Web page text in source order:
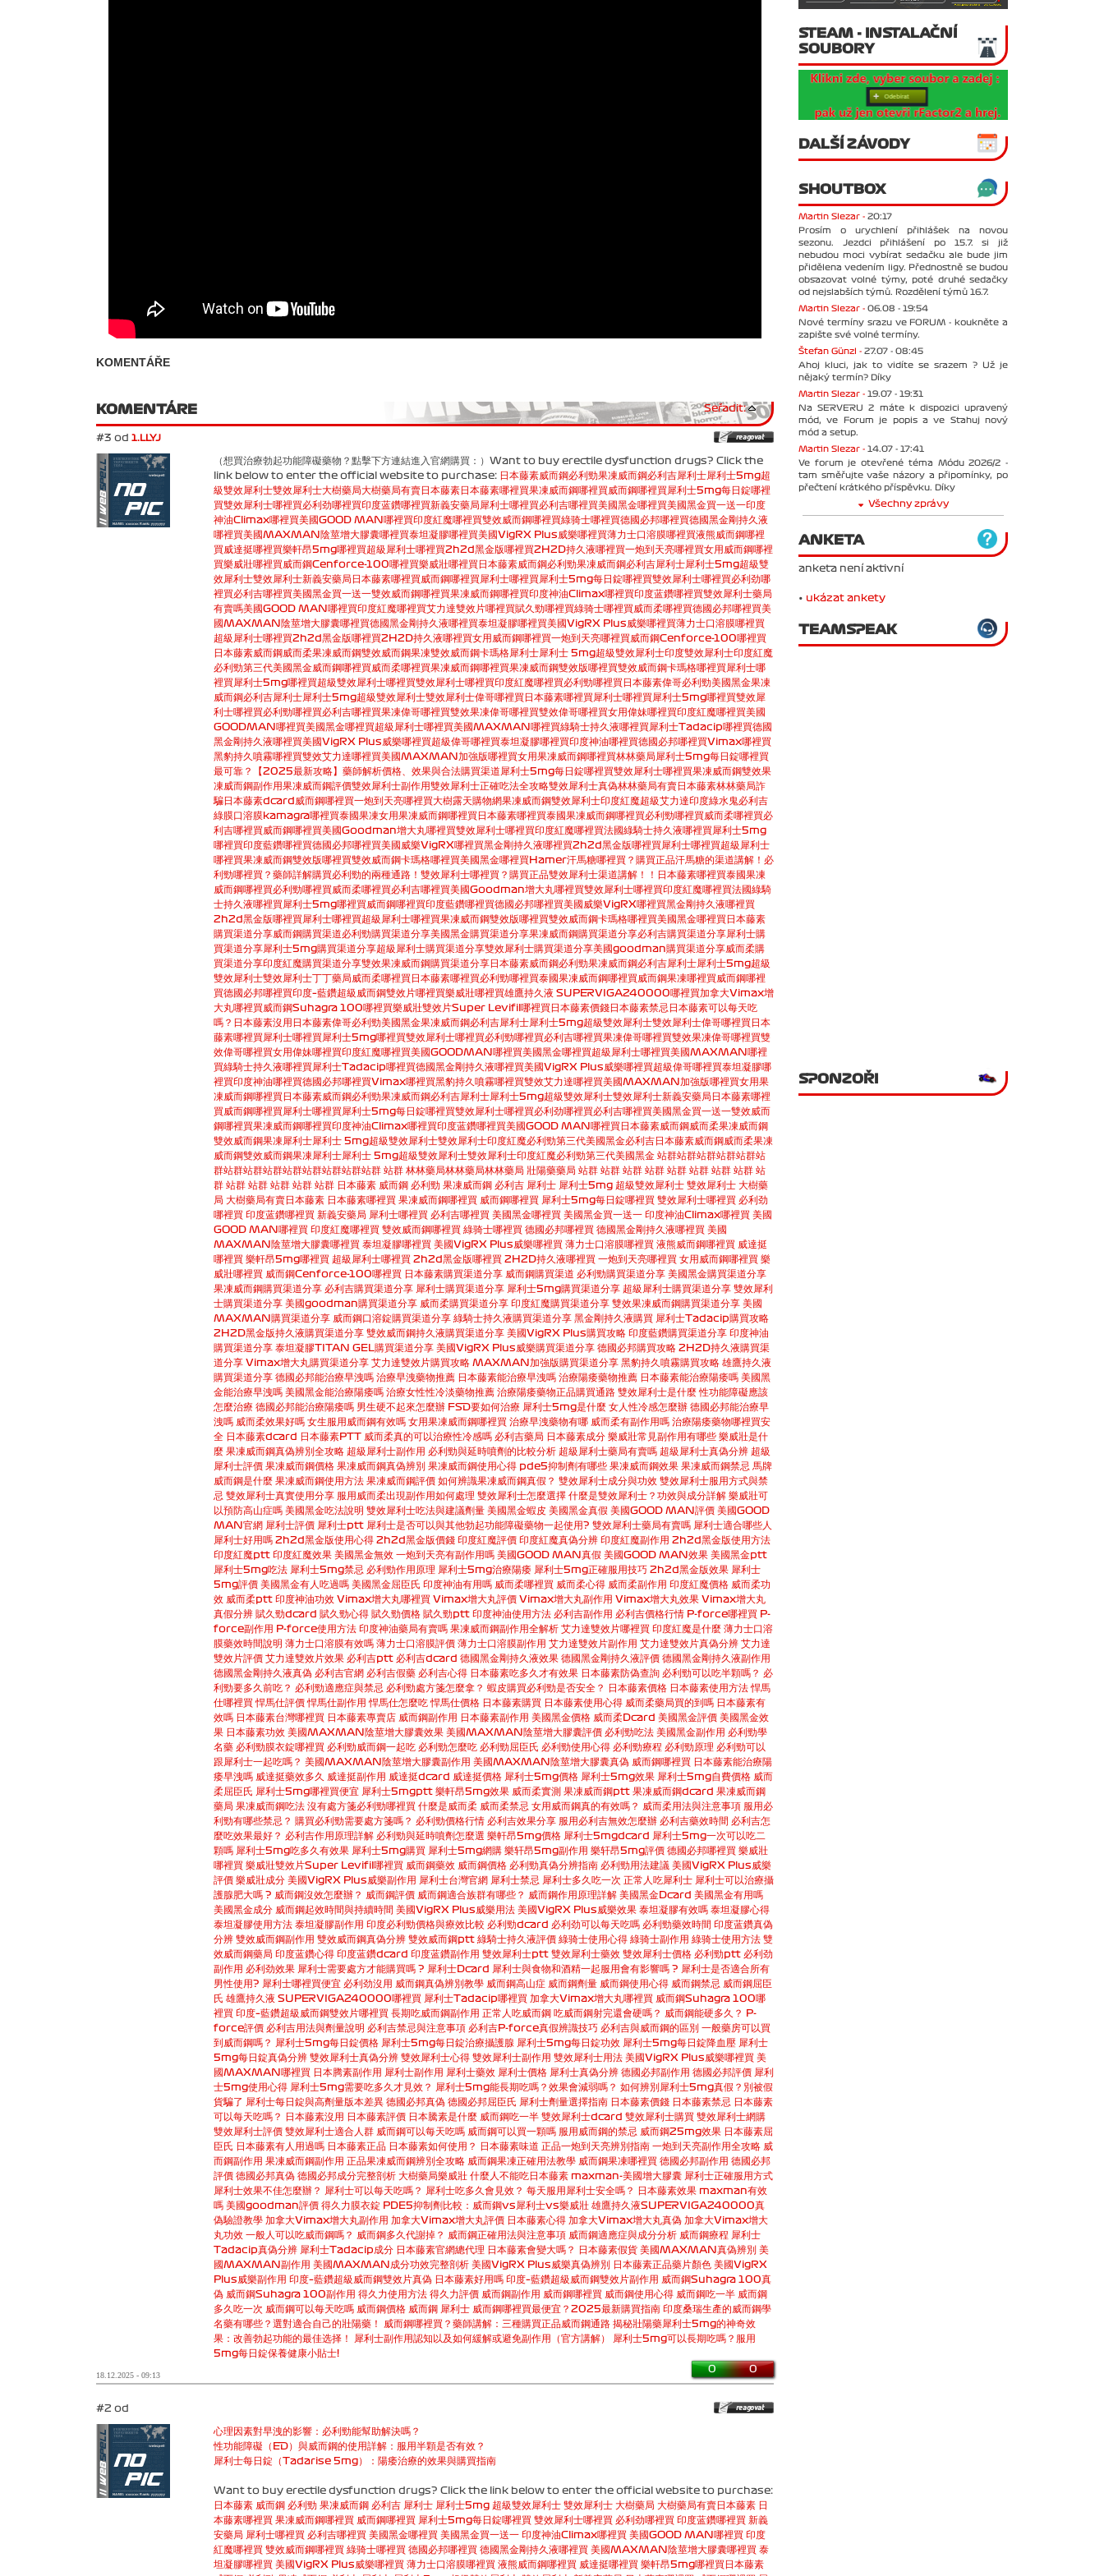
KOMENTÁŘE
KOMENTÁRE Seřadit:
#3 od 1.LLYJ
（想買治療勃起功能障礙藥物？點擊下方連結進入官網購買：）Want to buy erectile dysfunction drugs? Click the
link below to enter the official website to purchase: 日本藤素威而鋼必利勁果凍威而鋼必利吉犀利士犀利士5mg超
級雙效犀利士雙效犀利士大樹藥局大樹藥局有賣日本藤素日本藤素哪裡買果凍威而鋼哪裡買威而鋼哪裡買 犀利士5mg每日錠哪裡
買雙效犀利士哪裡買必利劲哪裡買印度蓝鑽哪裡買新義安藥局 犀利士哪裡買必利吉哪裡買美國黑金哪裡買美國黑金買一送一印度
神油Climax哪裡買美國GOOD MAN哪裡買印度紅魔哪裡買雙效威而鋼哪裡買綠骑士哪裡買德國必邦哪裡買德國黑金剛持久液
哪裡買美國MAXMAN陰莖增大膠囊哪裡買泰坦凝膠哪裡買美國VigRX Plus威樂哪裡買薄力士口溶膜哪裡買液熊威而鋼哪裡
買威達挺哪裡買樂軒昂5mg哪裡買超級犀利士哪裡買2h2d黑金版哪裡買2H2D持久液哪裡買一炮到天亮哪裡買女用威而鋼哪裡
買樂威壯哪裡買威而鋼Cenforce-100哪裡買樂威壯哪裡買 日本藤素威而鋼必利勁果凍威而鋼必利吉犀利士犀利士5mg超級雙
效犀利士雙效犀利士新義安藥局 日本藤素哪裡買威而鋼哪裡買 犀利士哪裡買 犀利士5mg每日錠哪裡買雙效犀利士哪裡買必利劲哪
裡買必利吉哪裡買美國黑金買一送一雙效威而鋼哪裡買果凍威而鋼哪裡買印度神油Climax哪裡買印度蓝鑽哪裡買雙效犀利士藥局
有賣嗎美國GOOD MAN哪裡買印度紅魔哪裡買艾力達雙效片哪裡買賦久勁哪裡買綠骑士哪裡買威而柔哪裡買德國必邦哪裡買美
國MAXMAN陰莖增大膠囊哪裡買德國黑金剛持久液哪裡買泰坦凝膠哪裡買美國VigRX Plus威樂哪裡買薄力士口溶膜哪裡買
超級犀利士哪裡買2h2d黑金版哪裡買2H2D持久液哪裡買女用威而鋼哪裡買一炮到天亮哪裡買威而鋼Cenforce-100哪裡買
日本藤素威而鋼威而柔果凍威而鋼雙效威而鋼果凍雙效威而鋼卡瑪格犀利士犀利士 5mg超級雙效犀利士印度雙效犀利士印度紅魔
必利勁第三代美國黑金威而鋼哪裡買威而柔哪裡買果凍威而鋼哪裡買果凍威而鋼雙效版哪裡買雙效威而鋼卡瑪格哪裡買 犀利士哪
裡買 犀利士5mg哪裡買超級雙效犀利士哪裡買雙效犀利士哪裡買印度紅魔哪裡買必利勁哪裡買 日本藤素偉哥必利勁美國黑金果凍
威而鋼必利吉犀利士犀利士5mg超級雙效犀利士雙效犀利士偉哥哪裡買 日本藤素哪裡買 犀利士哪裡買 犀利士5mg哪裡買雙效犀
利士哪裡買必利勁哪裡買必利吉哪裡買果凍偉哥哪裡買雙效果凍偉哥哪裡買雙效偉哥哪裡買女用偉妹哪裡買印度紅魔哪裡買美國
GOODMAN哪裡買美國黑金哪裡買超級犀利士哪裡買美國MAXMAN哪裡買綠騎士持久液哪裡買 犀利士Tadacip哪裡買德國
黑金剛持久液哪裡買美國VigRX Plus威樂哪裡買超級偉哥哪裡買泰坦凝膠哪裡買印度神油哪裡買德國必邦哪裡買Vimax哪裡買
黑豹持久噴霧哪裡買雙效艾力達哪裡買美國MAXMAN加強版哪裡買女用果凍威而鋼哪裡買林林藥局 犀利士5mg每日錠哪裡買
最可靠？【2025最新攻略】藥師解析價格、效果與合法購買渠道 犀利士5mg每日錠哪裡買雙效犀利士哪裡買果凍威而鋼雙效果
凍威而鋼副作用果凍威而鋼評價雙效犀利士副作用雙效犀利士正確吃法全攻略雙效犀利士真偽林林藥局有賣日本藤素林林藥局詐
騙日本藤素dcard 威而鋼哪裡買一炮到天亮哪裡買大樹露天購物網果凍威而鋼雙效犀利士印度紅魔超級艾力達印度綠水鬼必利吉
綠膜口溶膜kamagra哪裡買泰國果凍女用果凍威而鋼哪裡買 日本藤素哪裡買泰國果凍威而鋼哪裡買必利勁哪裡買威而柔哪裡買必
利吉哪裡買威而鋼哪裡買美國Goodman增大丸哪裡買雙效犀利士哪裡買印度紅魔哪裡買法國綠騎士持久液哪裡買 犀利士5mg
哪裡買印度藍鑽哪裡買德國必邦哪裡買美國威樂VigRX哪裡買黑金剛持久液哪裡買2h2d黑金版哪裡買 犀利士哪裡買超級犀利士
哪裡買果凍威而鋼雙效版哪裡買雙效威而鋼卡瑪格哪裡買美國黑金哪裡買 Hamer汗馬糖哪裡買？購買正品汗馬糖的渠道講解！ 必
利勁哪裡買？藥師詳解購買必利勁的兩種通路！ 雙效犀利士哪裡買？購買正品雙效犀利士渠道講解！！ 日本藤素哪裡買泰國果凍
威而鋼哪裡買必利勁哪裡買威而柔哪裡買必利吉哪裡買美國Goodman增大丸哪裡買雙效犀利士哪裡買印度紅魔哪裡買法國綠騎
士持久液哪裡買 犀利士5mg哪裡買威而鋼哪裡買印度藍鑽哪裡買德國必邦哪裡買美國威樂VigRX哪裡買黑金剛持久液哪裡買
2h2d黑金版哪裡買 犀利士哪裡買超級犀利士哪裡買果凍威而鋼雙效版哪裡買雙效威而鋼卡瑪格哪裡買美國黑金哪裡買 日本藤素
購買渠道分享威而鋼購買渠道必利勁購買渠道分享美國黑金購買渠道分享果凍威而鋼購買渠道分享必利吉購買渠道分享犀利士購
買渠道分享犀利士5mg購買渠道分享超級犀利士購買渠道分享雙效犀利士購買渠道分享美國goodman購買渠道分享威而柔購
買渠道分享印度紅魔購買渠道分享雙效果凍威而鋼購買渠道分享日本藤素威而鋼必利勁果凍威而鋼必利吉犀利士犀利士5mg超級
雙效犀利士雙效犀利士丁丁藥局威而柔哪裡買 日本藤素哪裡買必利勁哪裡買泰國果凍威而鋼哪裡買威而鋼果凍哪裡買威而鋼哪裡
買德國必邦哪裡買印度–藍鑽超級威而鋼雙效片哪裡買樂威壯哪裡買雄鷹持久液 SUPERVIGA240000哪裡買加拿大Vimax增
大丸哪裡買威而鋼Suhagra 100哪裡買樂威壯雙效片Super Levifil哪裡買 日本藤素價錢日本藤素禁忌 日本藤素可以每天吃
嗎？ 日本藤素沒用 日本藤素偉哥必利勁美國黑金果凍威而鋼必利吉犀利士犀利士5mg超級雙效犀利士雙效犀利士偉哥哪裡買 日本
藤素哪裡買 犀利士哪裡買 犀利士5mg哪裡買雙效犀利士哪裡買必利勁哪裡買必利吉哪裡買果凍偉哥哪裡買雙效果凍偉哥哪裡買雙
效偉哥哪裡買女用偉妹哪裡買印度紅魔哪裡買美國GOODMAN哪裡買美國黑金哪裡買超級犀利士哪裡買美國MAXMAN哪裡
買綠騎士持久液哪裡買 犀利士Tadacip哪裡買德國黑金剛持久液哪裡買美國VigRX Plus威樂哪裡買超級偉哥哪裡買泰坦凝膠哪
裡買印度神油哪裡買德國必邦哪裡買Vimax哪裡買黑豹持久噴霧哪裡買雙效艾力達哪裡買美國MAXMAN加強版哪裡買女用果
凍威而鋼哪裡買 日本藤素威而鋼必利勁果凍威而鋼必利吉犀利士犀利士5mg超級雙效犀利士雙效犀利士新義安藥局 日本藤素哪裡
買威而鋼哪裡買 犀利士哪裡買 犀利士5mg每日錠哪裡買雙效犀利士哪裡買必利劲哪裡買必利吉哪裡買美國黑金買一送一雙效威而
鋼哪裡買果凍威而鋼哪裡買印度神油Climax哪裡買印度蓝鑽哪裡買美國GOOD MAN哪裡買 日本藤素威而鋼威而柔果凍威而鋼
雙效威而鋼果凍 犀利士犀利士 5mg超級雙效犀利士雙效犀利士印度紅魔必利勁第三代美國黑金必利吉日本藤素威而鋼威而柔果凍
威而鋼雙效威而鋼果凍 犀利士犀利士 5mg超級雙效犀利士雙效犀利士印度紅魔必利勁第三代美國黑金 站群站群站群站群站群站
群站群站群站群站群站群站群站群站群 站群 林林藥局林林藥局林林藥局 壯陽藥藥局 站群 站群 站群 站群 站群 站群 站群 站群 站
群 站群 站群 站群 站群 站群 日本藤素 威而鋼 必利勁 果凍威而鋼 必利吉 犀利士 犀利士5mg 超級雙效犀利士 雙效犀利士 大樹藥
局 大樹藥局有賣日本藤素 日本藤素哪裡買 果凍威而鋼哪裡買 威而鋼哪裡買 犀利士5mg每日錠哪裡買 雙效犀利士哪裡買 必利劲
哪裡買 印度蓝鑽哪裡買 新義安藥局 犀利士哪裡買 必利吉哪裡買 美國黑金哪裡買 美國黑金買一送一 印度神油Climax哪裡買 美國
GOOD MAN哪裡買 印度紅魔哪裡買 雙效威而鋼哪裡買 綠骑士哪裡買 德國必邦哪裡買 德國黑金剛持久液哪裡買 美國
MAXMAN陰莖增大膠囊哪裡買 泰坦凝膠哪裡買 美國VigRX Plus威樂哪裡買 薄力士口溶膜哪裡買 液熊威而鋼哪裡買 威達挺
哪裡買 樂軒昂5mg哪裡買 超級犀利士哪裡買 2h2d黑金版哪裡買 2H2D持久液哪裡買 一炮到天亮哪裡買 女用威而鋼哪裡買 樂
威壯哪裡買 威而鋼Cenforce-100哪裡買 日本藤素購買渠道分享 威而鋼購買渠道 必利勁購買渠道分享 美國黑金購買渠道分享
果凍威而鋼購買渠道分享 必利吉購買渠道分享 犀利士購買渠道分享 犀利士5mg購買渠道分享 超級犀利士購買渠道分享 雙效犀利
士購買渠道分享 美國goodman購買渠道分享 威而柔購買渠道分享 印度紅魔購買渠道分享 雙效果凍威而鋼購買渠道分享 美國
MAXMAN購買渠道分享 威而鋼口溶錠購買渠道分享 綠騎士持久液購買渠道分享 黑金剛持久液購買 犀利士Tadacip購買攻略
2H2D黑金版持久液購買渠道分享 雙效威而鋼持久液購買渠道分享 美國VigRX Plus購買攻略 印度藍鑽購買渠道分享 印度神油
購買渠道分享 泰坦凝膠TITAN GEL購買渠道分享 美國VigRX Plus威樂購買渠道分享 德國必邦購買攻略 2H2D持久液購買渠
道分享 Vimax增大丸購買渠道分享 艾力達雙效片購買攻略 MAXMAN加強版購買渠道分享 黑豹持久噴霧購買攻略 雄鷹持久液
購買渠道分享 德國必邦能治療早洩嗎 治療早洩藥物推薦 日本藤素能治療早洩嗎 治療陽痿藥物推薦 日本藤素能治療陽痿嗎 美國黑
金能治療早洩嗎 美國黑金能治療陽痿嗎 治療女性性冷淡藥物推薦 治療陽痿藥物正品購買通路 雙效犀利士是什麼 性功能障礙應該
怎麼治療 德國必邦能治療陽痿嗎 男生硬不起來怎麼辦 FSD要如何治療 犀利士5mg是什麼 女人性冷感怎麼辦 德國必邦能治療早
洩嗎 威而柔效果好嗎 女生服用威而鋼有效嗎 女用果凍威而鋼哪裡買 治療早洩藥物有哪 威而柔有副作用嗎 治療陽痿藥物哪裡買安
全 日本藤素dcard 日本藤素PTT 威而柔真的可以治療性冷感嗎 必利吉藥局 日本藤素成分 樂威壯常見副作用有哪些 樂威壯是什
麼 果凍威而鋼真偽辨別全攻略 超級犀利士副作用 必利勁與延時噴劑的比較分析 超級犀利士藥局有賣嗎 超級犀利士真偽分辨 超級
犀利士評價 果凍威而鋼價格 果凍威而鋼真偽辨別 果凍威而鋼使用心得 pde5抑制劑有哪些 果凍威而鋼效果 果凍威而鋼禁忌 馬牌
威而鋼是什麼 果凍威而鋼使用方法 果凍威而鋼評價 如何辨識果凍威而鋼真假？ 雙效犀利士成分與功效 雙效犀利士服用方式與禁
忌 雙效犀利士真實使用分享 服用威而柔出現副作用如何處理 雙效犀利士怎麼選擇 什麼是雙效犀利士？功效與成分詳解 樂威壯可
以預防高山症嗎 美國黑金吃法說明 雙效犀利士吃法與建議劑量 美國黑金蝦皮 美國黑金真假 美國GOOD MAN評價 美國GOOD
MAN官網 犀利士評價 犀利士ptt 犀利士是否可以與其他勃起功能障礙藥物一起使用? 雙效犀利士藥局有賣嗎 犀利士適合哪些人
犀利士好用嗎 2h2d黑金版使用心得 2h2d黑金版價錢 印度紅魔評價 印度紅魔真偽分辨 印度紅魔副作用 2h2d黑金版使用方法
印度紅魔ptt 印度紅魔效果 美國黑金無效 一炮到天亮有副作用嗎 美國GOOD MAN真假 美國GOOD MAN效果 美國黑金ptt
犀利士5mg吃法 犀利士5mg禁忌 必利勁作用原理 犀利士5mg治療陽痿 犀利士5mg正確服用技巧 2h2d黑金版效果 犀利士
5mg評價 美國黑金有人吃過嗎 美國黑金屈臣氏 印度神油有用嗎 威而柔哪裡買 威而柔心得 威而柔副作用 印度紅魔價格 威而柔功
效 威而柔ptt 印度神油功效 Vimax增大丸哪裡買 Vimax增大丸評價 Vimax增大丸副作用 Vimax增大丸效果 Vimax增大丸
真假分辨 賦久勁dcard 賦久勁心得 賦久勁價格 賦久勁ptt 印度神油使用方法 必利吉副作用 必利吉價格行情 P-force哪裡買 P-
force副作用 P-force使用方法 印度神油藥局有賣嗎 果凍威而鋼副作用全解析 艾力達雙效片哪裡買 印度紅魔是什麼 薄力士口溶
膜藥效時間說明 薄力士口溶膜有效嗎 薄力士口溶膜評價 薄力士口溶膜副作用 艾力達雙效片副作用 艾力達雙效片真偽分辨 艾力達
雙效片評價 艾力達雙效片效果 必利吉ptt 必利吉dcard 德國黑金剛持久液效果 德國黑金剛持久液評價 德國黑金剛持久液副作用
德國黑金剛持久液真偽 必利吉官網 必利吉假藥 必利吉心得 日本藤素吃多久才有效果 日本藤素防偽查詢 必利勁可以吃半顆嗎？ 必
利勁要多久前吃？ 必利勁適應症與禁忌 必利勁處方箋怎麼拿？ 蝦皮購買必利勁是否安全？ 日本藤素價格 日本藤素使用方法 悍馬
仕哪裡買 悍馬仕評價 悍馬仕副作用 悍馬仕怎麼吃 悍馬仕價格 日本藤素購買 日本藤素使用心得 威而柔藥局買的到嗎 日本藤素有
效嗎 日本藤素台灣哪裡買 日本藤素專賣店 威而鋼副作用 日本藤素副作用 美國黑金價格 威而柔Dcard 美國黑金評價 美國黑金效
果 日本藤素功效 美國MAXMAN陰莖增大膠囊效果 美國MAXMAN陰莖增大膠囊評價 必利勁吃法 美國黑金副作用 必利勁學
名藥 必利勁膜衣錠哪裡買 必利勁威而鋼一起吃 必利勁怎麼吃 必利勁屈臣氏 必利勁使用心得 必利勁療程 必利勁原理 必利勁可以
跟犀利士一起吃嗎？ 美國MAXMAN陰莖增大膠囊副作用 美國MAXMAN陰莖增大膠囊真偽 威而鋼哪裡買 日本藤素能治療陽
痿早洩嗎 威達挺藥效多久 威達挺副作用 威達挺dcard 威達挺價格 犀利士5mg價格 犀利士5mg效果 犀利士5mg自費價格 威而
柔屈臣氏 犀利士5mg哪裡買便宜 犀利士5mgptt 樂軒昂5mg效果 威而柔實測 果凍威而鋼ptt 果凍威而鋼dcard 果凍威而鋼
藥局 果凍威而鋼吃法 沒有處方箋必利勁哪裡買 什麼是威而柔 威而柔禁忌 女用威而鋼真的有效嗎？ 威而柔用法與注意事項 服用必
利勁有哪些禁忌？ 購買必利勁需要處方箋嗎？ 必利勁價格行情 必利吉效果分享 服用必利吉無效怎麼辦 必利吉藥效時間 必利吉怎
麼吃效果最好？ 必利吉作用原理詳解 必利勁與延時噴劑怎麼選 樂軒昂5mg價格 犀利士5mgdcard 犀利士5mg一次可以吃二
顆嗎 犀利士5mg吃多久有效果 犀利士5mg購買 犀利士5mg網購 樂轩昂5mg副作用 樂轩昂5mg評價 德國必邦哪裡買 樂威壯
哪裡買 樂威壯雙效片Super Levifil哪裡買 威而鋼藥效 威而鋼價格 必利勁真偽分辨指南 必利勁用法建議 美國VigRX Plus威樂
評價 樂威壯成分 美國VigRX Plus威樂副作用 犀利士台灣官網 犀利士禁忌 犀利士多久吃一次 正常人吃犀利士 犀利士可以治療攝
護腺肥大嗎 ? 威而鋼沒效怎麼辦？ 威而鋼評價 威而鋼適合族群有哪些？ 威而鋼作用原理詳解 美國黑金Dcard 美國黑金有用嗎
美國黑金成分 威而鋼起效時間與持續時間 美國VigRX Plus威樂用法 美國VigRX Plus威樂效果 泰坦凝膠有效嗎 泰坦凝膠心得
泰坦凝膠使用方法 泰坦凝膠副作用 印度必利勁價格與療效比較 必利勁dcard 必利劲可以每天吃嗎 必利勁藥效時間 印度蓝鑽真偽
分辨 雙效威而鋼副作用 雙效威而鋼真偽分辨 雙效威而鋼ptt 綠騎士持久液評價 綠骑士使用心得 綠骑士副作用 綠骑士使用方法 雙
效威而鋼藥局 印度蓝鑽心得 印度蓝鑽dcard 印度蓝鑽副作用 雙效犀利士ptt 雙效犀利士藥效 雙效犀利士價格 必利勁ptt 必利劲
副作用 必利劲效果 犀利士需要處方才能購買嗎 ? 犀利士Dcard 犀利士與食物和酒精一起服用會有影響嗎 ? 犀利士是否適合所有
男性使用? 犀利士哪裡買便宜 必利劲沒用 威而鋼真偽辨別教學 威而鋼高山症 威而鋼劑量 威而鋼使用心得 威而鋼禁忌 威而鋼屈臣
氏 雄鷹持久液 SUPERVIGA240000哪裡買 犀利士Tadacip哪裡買 加拿大Vimax增大丸哪裡買 威而鋼Suhagra 100哪
裡買 印度–藍鑽超級威而鋼雙效片哪裡買 長期吃威而鋼副作用 正常人吃威而鋼 吃威而鋼射完還會硬嗎？ 威而鋼能硬多久？
P-
force評價 必利吉用法與劑量說明 必利吉禁忌與注意事項 必利吉P-force真假辨識技巧 必利吉與威而鋼的區別 一般藥房可以買
到威而鋼嗎？
犀利士5mg每日錠價格 犀利士5mg每日錠治療攝護腺 犀利士5mg每日錠功效 犀利士5mg每日錠降血壓 犀利士
5mg每日錠真偽分辨 雙效犀利士真偽分辨 雙效犀利士心得 雙效犀利士副作用 雙效犀利士用法 美國VigRX Plus威樂哪裡買 美
國MAXMAN哪裡買 日本腾素副作用 犀利士副作用 犀利士藥效 犀利士價格 犀利士真偽分辨 德國必邦副作用 德國必邦評價 犀利
士5mg使用心得 犀利士5mg需要吃多久才見效？ 犀利士5mg能長期吃嗎？效果會減弱嗎？ 如何辨別犀利士5mg真假？別被假
貨騙了 犀利士每日錠與高劑量版本差異 德國必邦真偽 德國必邦屈臣氏 犀利士劑量選擇指南 日本藤素價錢 日本藤素禁忌 日本藤素
可以每天吃嗎？
日本藤素沒用 日本藤素評價 日本騰素是什麼 威而鋼吃一半 雙效犀利士dcard 雙效犀利士購買 雙效犀利士網購
雙效犀利士評價 雙效犀利士適合人群 威而鋼可以每天吃嗎 威而鋼可以買一顆嗎 服用威而鋼的禁忌 威而鋼25mg效果 日本藤素屈
臣氏 日本藤素有人用過嗎 日本藤素正品 日本藤素如何使用？ 日本藤素味道 正品一炮到天亮辨別指南 一炮到天亮副作用全攻略 威
而鋼副作用 果凍威而鋼副作用 正品果凍威而鋼辨別全攻略 威而鋼果凍正確用法教學 威而鋼果凍哪裡買 德國必邦副作用 德國必邦
評價 德國必邦真偽 德國必邦成分完整剖析 大樹藥局樂威壯 什麼人不能吃日本藤素 maxman-美國增大膠囊 犀利士正確服用方式
犀利士效果不佳怎麼辦？
犀利士可以每天吃嗎？ 犀利士吃多久會見效？ 每天服用犀利士安全嗎？ 日本藤素效果 maxman有效
嗎 美國goodman評價 得久力膜衣錠 PDE5抑制劑比較：威而鋼vs犀利士vs樂威壯 雄鷹持久液SUPERVIGA240000真
偽驗證教學 加拿大Vimax增大丸副作用 加拿大Vimax增大丸評價 日本藤素心得 加拿大Vimax增大丸真偽 加拿大Vimax增大
丸功效 一般人可以吃威而鋼嗎？ 威而鋼多久代謝掉？ 威而鋼正確用法與注意事項 威而鋼適應症與成分分析 威而鋼療程 犀利士
Tadacip真偽分辨 犀利士Tadacip成分 日本藤素官網總代理 日本藤素會變大嗎？ 日本藤素假貨 美國MAXMAN真偽辨別 美
國MAXMAN副作用 美國MAXMAN成分功效完整剖析 美國VigRX Plus威樂真偽辨別 日本藤素正品藥片顏色 美國VigRX
Plus威樂副作用 印度–藍鑽超級威而鋼雙效片真偽 日本藤素好用嗎 印度–藍鑽超級威而鋼雙效片副作用 威而鋼Suhagra 100真
偽 威而鋼Suhagra 100副作用 得久力使用方法 得久力評價 威而鋼副作用 威而鋼哪裡買 威而鋼使用心得 威而鋼吃一半 威而鋼
多久吃一次 威而鋼可以每天吃嗎 威而鋼價格 威而鋼 犀利士 威而鋼哪裡買最便宜？2025最新購買指南 印度桑瑞生產的威而鋼學
名藥有哪些？選對適合自己的壯陽藥！
威而鋼哪裡買？藥師講解：三種購買正品威而鋼通路 揭秘壯陽藥犀利士5mg的神奇效
果：改善勃起功能的最佳选择！
犀利士副作用認知以及如何緩解或避免副作用（官方講解）
犀利士5mg可以長期吃嗎？服用
5mg每日錠保養健康小貼士!
18.12.2025 - 09:13
0 0
#2 od
心理因素對早洩的影響：必利勁能幫助解決嗎？
性功能障礙（ED）與威而鋼的使用詳解：服用半顆是否有效？
犀利士每日錠（Tadarise 5mg）：陽痿治療的效果與購買指南
Want to buy erectile dysfunction drugs? Click the link below to enter the official website to purchase:
日本藤素 威而鋼 必利勁 果凍威而鋼 必利吉 犀利士 犀利士5mg 超級雙效犀利士 雙效犀利士 大樹藥局 大樹藥局有賣日本藤素 日
本藤素哪裡買 果凍威而鋼哪裡買 威而鋼哪裡買 犀利士5mg每日錠哪裡買 雙效犀利士哪裡買 必利劲哪裡買 印度蓝鑽哪裡買 新義
安藥局 犀利士哪裡買 必利吉哪裡買 美國黑金哪裡買 美國黑金買一送一 印度神油Climax哪裡買 美國GOOD MAN哪裡買 印度
紅魔哪裡買 雙效威而鋼哪裡買 綠骑士哪裡買 德國必邦哪裡買 德國黑金剛持久液哪裡買 美國MAXMAN陰莖增大膠囊哪裡買 泰
坦凝膠哪裡買 美國VigRX Plus威樂哪裡買 薄力士口溶膜哪裡買 液熊威而鋼哪裡買 威達挺哪裡買 樂軒昂5mg哪裡買 日本藤素
STEAM - INSTALAČNÍ
SOUBORY
DALŠÍ ZÁVODY
SHOUTBOX
Martin Slezar - 20:17
Prosím o urychlení přihlášek na novou
sezonu. Jezdci přihlášení po 15.7. si již
nebudou moci vybírat sedačku ale bude jim
přidělena vedením ligy. Přednostně se budou
obsazovat volné týmy, poté druhé sedačky
od nejslabších týmů. Rozdělení týmů 16.7.
Martin Slezar - 06.08 - 19:54
Nové termíny srazu ve FORUM - koukněte a
zapište své volné termíny.
Štefan Günzl - 27.07 - 08:45
Ahoj kluci, jak to vidíte se srazem ? Už je
nějaký termín? Díky
Martin Slezar - 19.07 - 19:31
Na SERVERU 2 máte k dispozici upravený
mód, ve Forum je popis a ve Stahuj nový
mód a setup.
Martin Slezar - 14.07 - 17:41
Ve forum je otevřené téma Módu 2026/2 -
tam směřujte vaše názory a připomínky, po
přečtení krátkého příspěvku. Díky
Všechny zprávy
ANKETA
anketa není aktivní
• ukázat ankety
TEAMSPEAK
SPONZOŘI